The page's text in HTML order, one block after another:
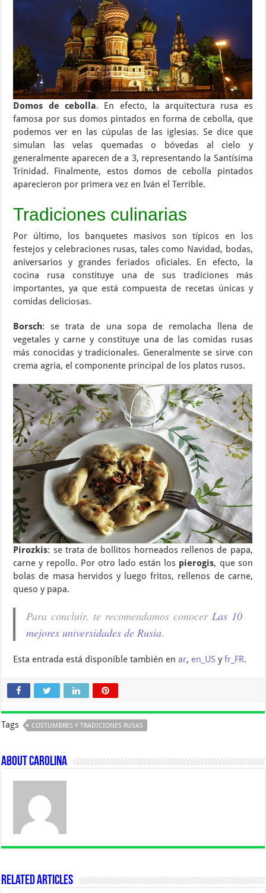
Domos de cebolla. En efecto, la arquitectura rusa es
famosa por sus domos pintados en forma de cebolla, que
podemos ver en las cúpulas de las iglesias. Se dice que
simulan las velas quemadas o bóvedas al cielo y
generalmente aparecen de a 3, representando la Santísima
Trinidad. Finalmente, estos domos de cebolla pintados
aparecieron por primera vez en Iván el Terrible.
Tradiciones culinarias
Por último, los banquetes masivos son típicos en los
festejos y celebraciones rusas, tales como Navidad, bodas,
aniversarios y grandes feriados oficiales. En efecto, la
cocina rusa constituye una de sus tradiciones más
importantes, ya que está compuesta de recetas únicas y
comidas deliciosas.
Borsch: se trata de una sopa de remolacha llena de
vegetales y carne y constituye una de las comidas rusas
más conocidas y tradicionales. Generalmente se sirve con
crema agria, el componente principal de los platos rusos.
Pirozkis: se trata de bollitos horneados rellenos de papa,
carne y repollo. Por otro lado están los pierogis, que son
bolas de masa hervidos y luego fritos, rellenos de carne,
queso y papa.
Para concluir, te recomendamos conocer Las 10
mejores universidades de Rusia.
Esta entrada está disponible también enar, en_US yfr_FR.
Tags COSTUMBRES Y TRADICIONES RUSAS
About Carolina
Related Articles